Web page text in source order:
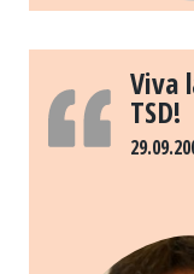
Viva
TSD!